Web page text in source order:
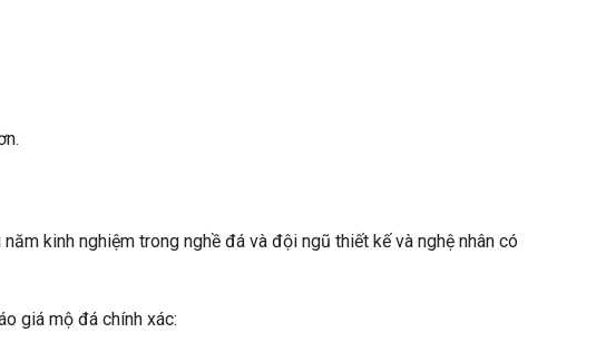
kinh nghiệm trong nghề đá và đội ngũ thiết kế và nghệ nhân có
giá mộ đá chính xác: